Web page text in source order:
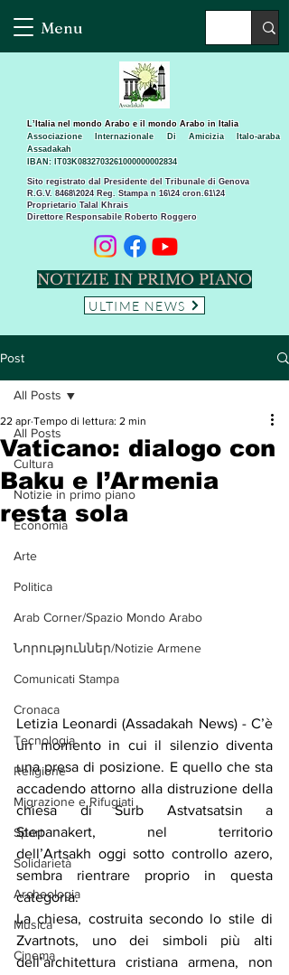
Menu
Sito registrato dal Presidente del Tribunale di Genova
R.G.V. 8468\2024 Reg. Stampa n 16\24 cron.61\24 ​
Proprietario Talal Khrais
Direttore Responsabile Roberto Roggero
L’Italia nel mondo Arabo e il mondo Arabo in Italia
Associazione Internazionale Di Amicizia Italo-araba
Assadakah
IBAN: IT03K0832703261000000002834
NOTIZIE IN PRIMO PIANO
ULTIME NEWS
Post
All Posts
Cultura
Notizie in primo piano
Economia
Arte
Politica
Arab Corner/Spazio Mondo Arabo
Նորություններ/Notizie Armene
Comunicati Stampa
Cronaca
Tecnologia
Religione
Migrazione e Rifugiati
Sport
Solidarietà
Archeologia
Musica
Cinema
All Posts
Vaticano: dialogo con
Baku e l’Armenia
resta sola
22 apr Tempo di lettura: 2 min
Letizia Leonardi (Assadakah News) - C’è
un momento in cui il silenzio diventa
una presa di posizione. E quello che sta
accadendo attorno alla distruzione della
chiesa di Surb Astvatsatsin a
Stepanakert, nel territorio
dell’Artsakh oggi sotto controllo azero,
sembra rientrare proprio in questa
categoria.
La chiesa, costruita secondo lo stile di
Zvartnots, uno dei simboli più alti
dell’architettura cristiana armena, non